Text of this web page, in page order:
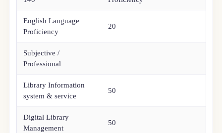
English Language
Proficiency
20
Subjective /
Professional
Library Information
system & service
50
Digital Library
Management
50